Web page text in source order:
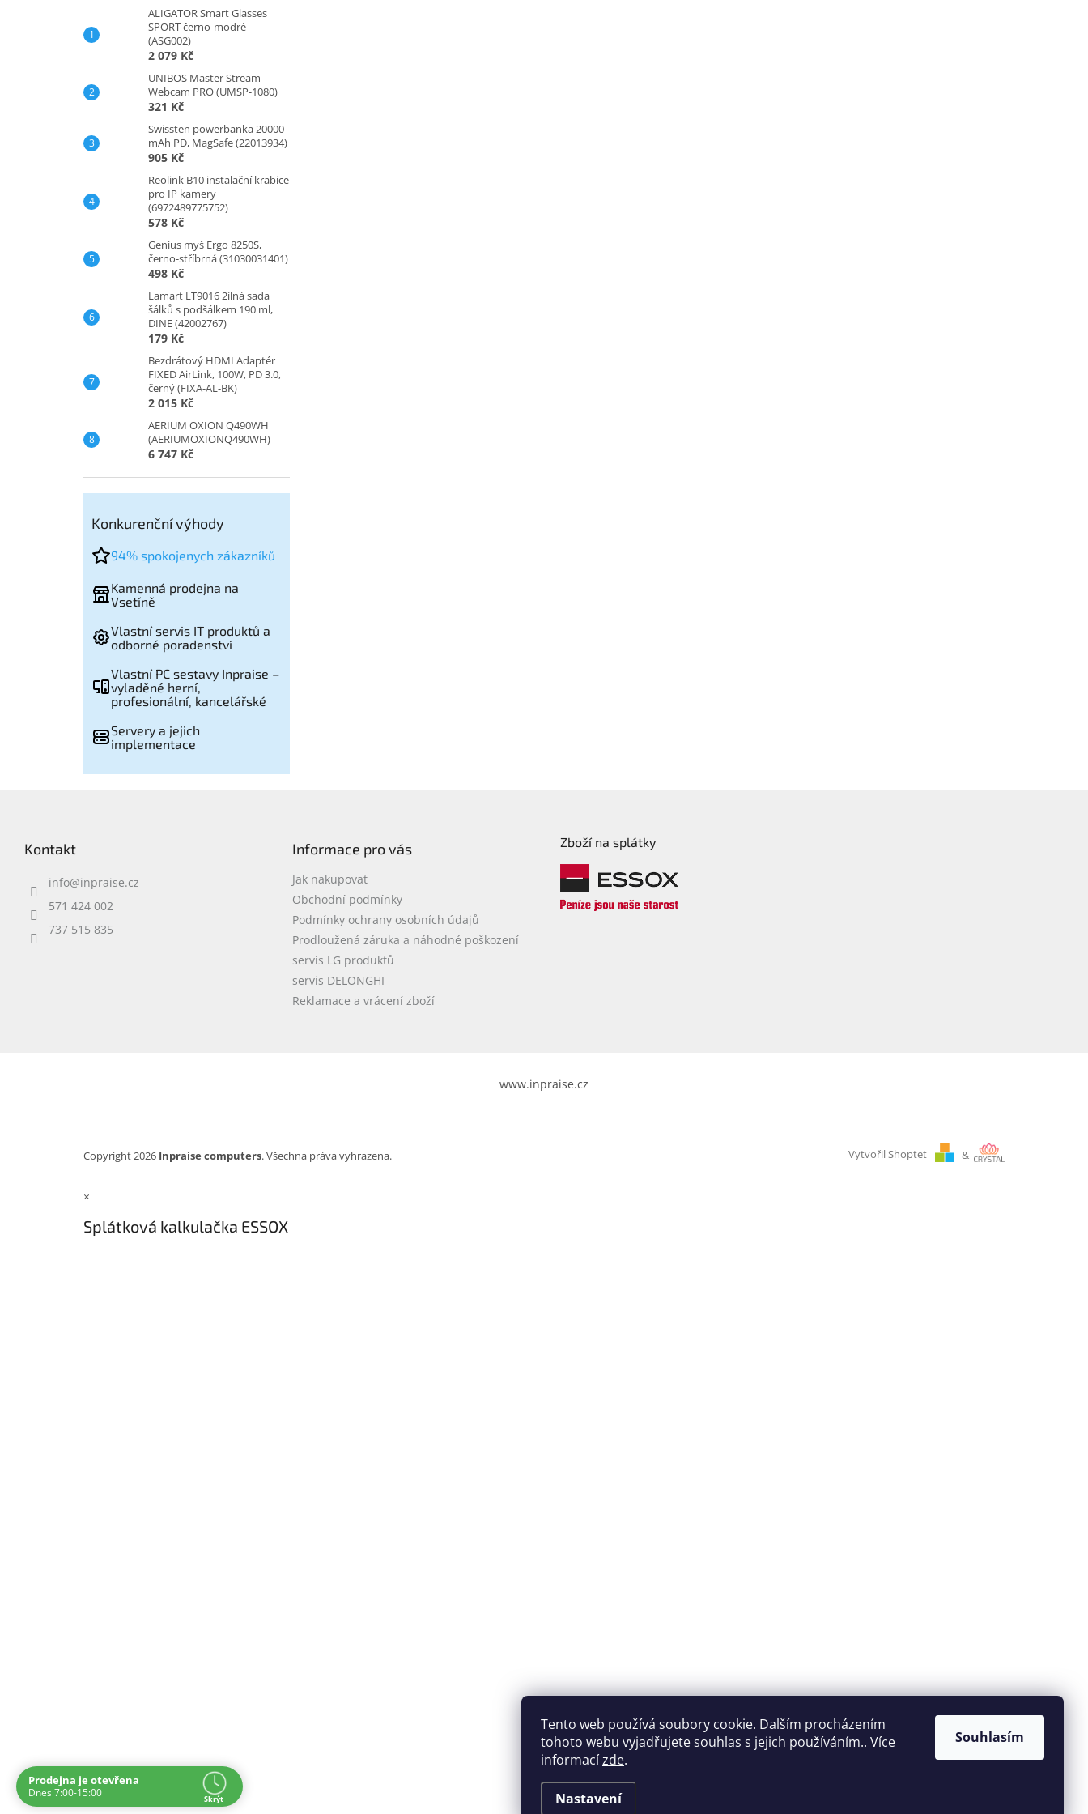
Tento web používá soubory cookie. Dalším procházením
tohoto webu vyjadřujete souhlas s jejich používáním.. Více
informacízde.
Nastavení
Souhlasím
ALIGATOR Smart Glasses
SPORT černo-modré
(ASG002)
2 079 Kč
UNIBOS Master Stream
Webcam PRO (UMSP-1080)
321 Kč
Swissten powerbanka 20000
mAh PD, MagSafe (22013934)
905 Kč
Reolink B10 instalační krabice
pro IP kamery
(6972489775752)
578 Kč
Genius myš Ergo 8250S,
černo-stříbrná (31030031401)
498 Kč
Lamart LT9016 2ílná sada
šálků s podšálkem 190 ml,
DINE (42002767)
179 Kč
Bezdrátový HDMI Adaptér
FIXED AirLink, 100W, PD 3.0,
černý (FIXA-AL-BK)
2 015 Kč
AERIUM OXION Q490WH
(AERIUMOXIONQ490WH)
6 747 Kč
Konkurenční výhody
94% spokojenych zákazníků
Kamenná prodejna na
Vsetíně
Vlastní servis IT produktů a
odborné poradenství
Vlastní PC sestavy Inpraise –
vyladěné herní,
profesionální, kancelářské
Servery a jejich
implementace
Kontakt
info@inpraise.cz
571 424 002
737 515 835
Informace pro vás
Jak nakupovat
Obchodní podmínky
Podmínky ochrany osobních údajů
Prodloužená záruka a náhodné poškození
servis LG produktů
servis DELONGHI
Reklamace a vrácení zboží
Zboží na splátky
www.inpraise.cz
Vytvořil Shoptet &
Copyright 2026 Inpraise computers. Všechna práva vyhrazena.
×
Splátková kalkulačka ESSOX
Prodejna je otevřena
Dnes 7:00-15:00
Skrýt
Navštivte nás osobně
Čas